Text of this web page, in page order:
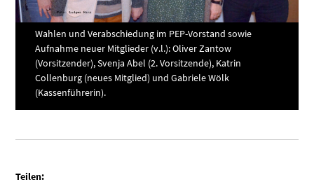
Wahlen und Verabschiedung im PEP-Vorstand sowie
Aufnahme neuer Mitglieder (v.l.): Oliver Zantow
(Vorsitzender), Svenja Abel (2. Vorsitzende), Katrin
Collenburg (neues Mitglied) und Gabriele Wölk
(Kassenführerin).
Teilen: